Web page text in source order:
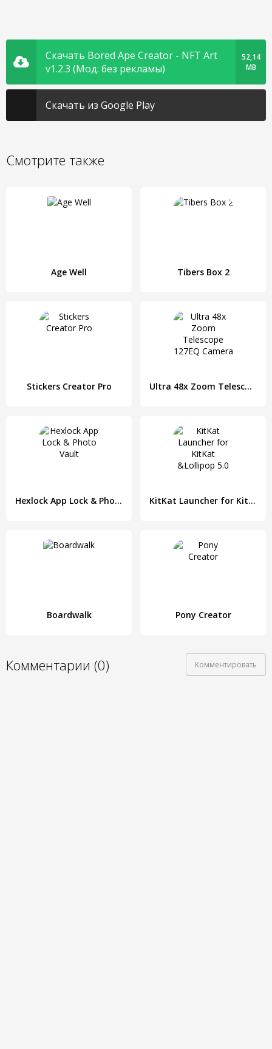
Скачать Bored Ape Creator - NFT Art
v1.2.3 (Мод: без рекламы)
52,14
MB
Скачать из Google Play
Смотрите также
Age Well Tibers Box 2
Stickers Creator Pro Ultra 48x Zoom Telescope 127EQ Camera
Hexlock App Lock & Photo Vault KitKat Launcher for KitKat &Lollipop 5.0
Boardwalk Pony Creator
Комментарии (0) Комментировать